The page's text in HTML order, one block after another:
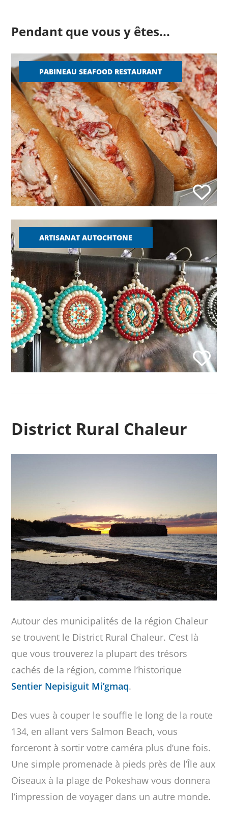
Pendant que vous y êtes...
PABINEAU SEAFOOD RESTAURANT
ARTISANAT AUTOCHTONE
District Rural Chaleur
Autour des municipalités de la région Chaleur
se trouvent le District Rural Chaleur. C’est là
que vous trouverez la plupart des trésors
cachés de la région, comme l’historique
Sentier Nepisiguit Mi’gmaq.
Des vues à couper le souffle le long de la route
134, en allant vers Salmon Beach, vous
forceront à sortir votre caméra plus d’une fois.
Une simple promenade à pieds près de l’Île aux
Oiseaux à la plage de Pokeshaw vous donnera
l’impression de voyager dans un autre monde.